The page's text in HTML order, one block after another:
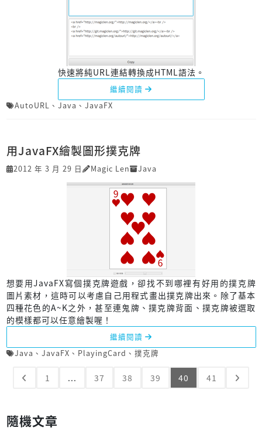
快速將純URL連結轉換成HTML語法。
繼續閱讀
AutoURL 、 Java 、 JavaFX
用JavaFX繪製圖形撲克牌
2012 年 3 月 29 日 Magic Len Java
想要用JavaFX寫個撲克牌遊戲，卻找不到哪裡有好用的撲克牌
圖片素材，這時可以考慮自己用程式畫出撲克牌出來。除了基本
四種花色的A~K之外，甚至連鬼牌、撲克牌背面、撲克牌被選取
的模樣都可以任意繪製喔！
繼續閱讀
Java 、 JavaFX 、 PlayingCard 、 撲克牌
1 ... 37 38 39 40 41
隨機文章